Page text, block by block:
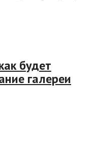
будет
галереи